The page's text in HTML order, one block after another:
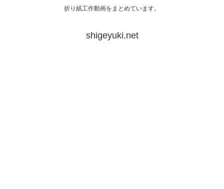
折り紙工作動画をまとめています。
shigeyuki.net